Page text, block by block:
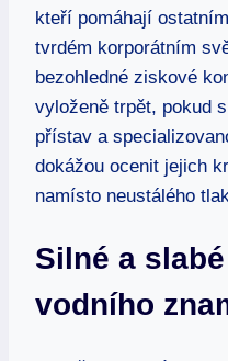
kteří pomáhají
tvrdém korporátním
bezohledné ziskové
vyloženě trpět, pokud
přístav a
dokážou ocenit jejich
namísto neustálého
Silné a
vodního